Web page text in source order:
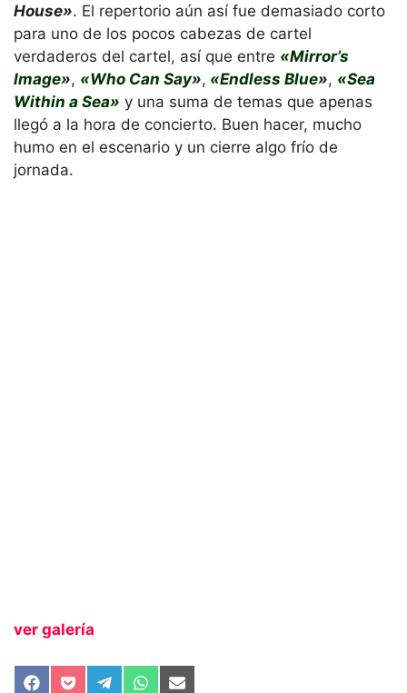
House». El repertorio aún así fue demasiado corto
para uno de los pocos cabezas de cartel
verdaderos del cartel, así que entre «Mirror’s
Image», «Who Can Say», «Endless Blue», «Sea
Within a Sea» y una suma de temas que apenas
llegó a la hora de concierto. Buen hacer, mucho
humo en el escenario y un cierre algo frío de
jornada.
ver galería
CompartirCompartirCompartir
CompartirCompartir